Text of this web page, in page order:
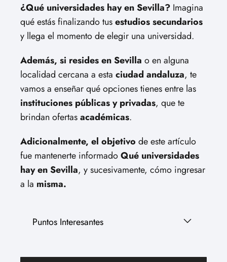
¿Qué universidades hay en Sevilla? Imagina
qué estás finalizando tusestudios secundarios
y llega el momento de elegir una universidad.
Además, si resides en Sevilla o en alguna
localidad cercana a esta ciudad andaluza, te
vamos a enseñar qué opciones tienes entre las
instituciones públicas y privadas, que te
brindan ofertasacadémicas.
Adicionalmente, el objetivo de este artículo
fue mantenerte informadoQué universidades
hay en Sevilla, y sucesivamente, cómo ingresar
a la misma.
Puntos Interesantes